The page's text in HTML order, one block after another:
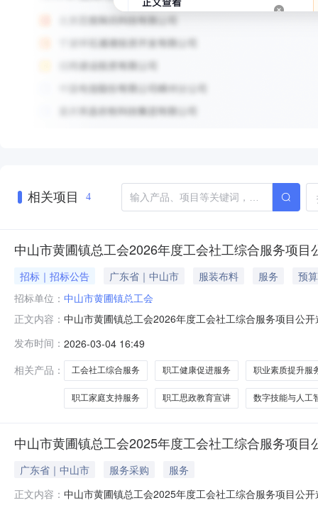
相关项目 4
中山市黄圃镇总工会2026年度工会社工综合服务项目
招标｜招标公告 广东省｜中山市 服装布料 服务
预
招标单位： 中山市黄圃镇总工会
正文内容： 中山市黄圃镇总工会2026年度工会社工综合服务项目公
度工会社工综合服务项目进行公开采购,方案如下。一、
100000元，以实际发
发布时间： 2026-03-04 16:49
相关产品：
工会社工综合服务 职工健康促进服务 职业素质提升服
职工家庭支持服务 职工思政教育宣讲 数字技能与人工
中山市黄圃镇总工会2025年度工会社工综合服务项目
广东省｜中山市 服务采购
服务
正文内容： 中山市黄圃镇总工会2025年度工会社工综合服务项目公